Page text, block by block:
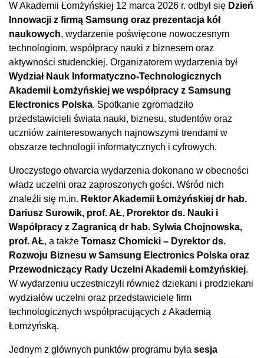
W Akademii Łomżyńskiej 12 marca 2026 r. odbył się Dzień
Innowacji z firmą Samsung oraz prezentacja kół
naukowych, wydarzenie poświęcone nowoczesnym
technologiom, współpracy nauki z biznesem oraz
aktywności studenckiej. Organizatorem wydarzenia był
Wydział Nauk Informatyczno-Technologicznych
Akademii Łomżyńskiej we współpracy z Samsung
Electronics Polska. Spotkanie zgromadziło
przedstawicieli świata nauki, biznesu, studentów oraz
uczniów zainteresowanych najnowszymi trendami w
obszarze technologii informatycznych i cyfrowych.
Uroczystego otwarcia wydarzenia dokonano w obecności
władz uczelni oraz zaproszonych gości. Wśród nich
znaleźli się m.in. Rektor Akademii Łomżyńskiej dr hab.
Dariusz Surowik, prof. AŁ, Prorektor ds. Nauki i
Współpracy z Zagranicą dr hab. Sylwia Chojnowska,
prof. AŁ, a także Tomasz Chomicki – Dyrektor ds.
Rozwoju Biznesu w Samsung Electronics Polska oraz
Przewodniczący Rady Uczelni Akademii Łomżyńskiej.
W wydarzeniu uczestniczyli również dziekani i prodziekani
wydziałów uczelni oraz przedstawiciele firm
technologicznych współpracujących z Akademią
Łomżyńską.
Jednym z głównych punktów programu była sesja